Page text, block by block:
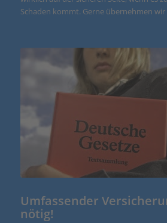
Schaden kommt. Gerne übernehmen wir
Umfassender
nötig!